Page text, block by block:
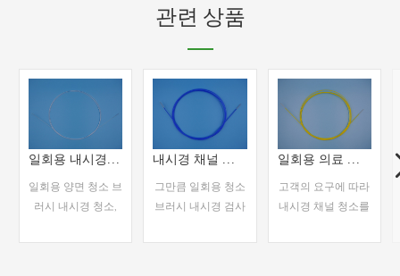
관련 상품
일회용 내시경 양단 청소용 브러시
일회용 양면 청소 브
러시 내시경 청소,
되는 청소 브러시의
내시경 채널 이중 종단 청소 브러시
그만큼 일회용 청소
브러시 내시경 검사
되는 기구입니다. 내
일회용 의료 위 내시경 청소 브러쉬
고객의 요구에 따라
내시경 채널 청소를
한 청소 브러시 옵션